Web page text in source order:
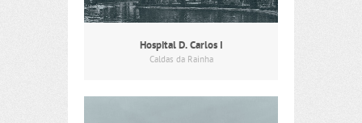
Hospital D. Carlos I
Caldas da Rainha